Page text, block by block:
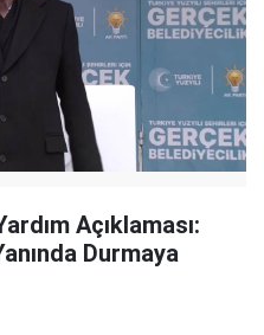
Açıklaması:
Durmaya